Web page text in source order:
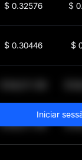
$ 0.32576 $
$ 0.30446 $
$64,011.99 $
Iniciar